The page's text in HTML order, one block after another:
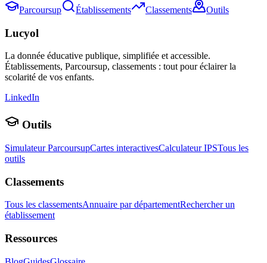
Parcoursup Établissements Classements Outils
Lucyol
La donnée éducative publique, simplifiée et accessible.
Établissements, Parcoursup, classements : tout pour éclairer la
scolarité de vos enfants.
LinkedIn
Outils
Simulateur ParcoursupCartes interactivesCalculateur IPSTous les
outils
Classements
Tous les classementsAnnuaire par départementRechercher un
établissement
Ressources